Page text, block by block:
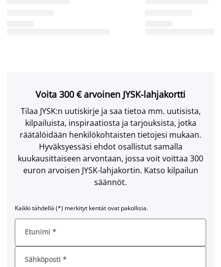
Voita 300 € arvoinen JYSK-lahjakortti
Tilaa JYSK:n uutiskirje ja saa tietoa mm. uutisista,
kilpailuista, inspiraatiosta ja tarjouksista, jotka
räätälöidään henkilökohtaisten tietojesi mukaan.
Hyväksyessäsi ehdot osallistut samalla
kuukausittaiseen arvontaan, jossa voit voittaa 300
euron arvoisen JYSK-lahjakortin. Katso kilpailun
säännöt.
Kaikki tähdellä (*) merkityt kentät ovat pakollisia.
Etunimi *
Sähköposti *